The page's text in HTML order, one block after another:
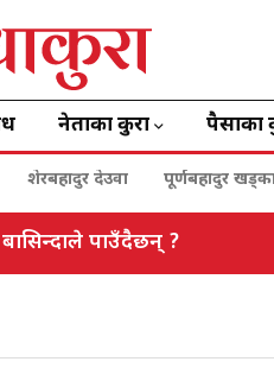
नेताका कुरा पैसाका
शेरबहादुर देउवा पूर्णबहादुर
पाउँदैछन् ?